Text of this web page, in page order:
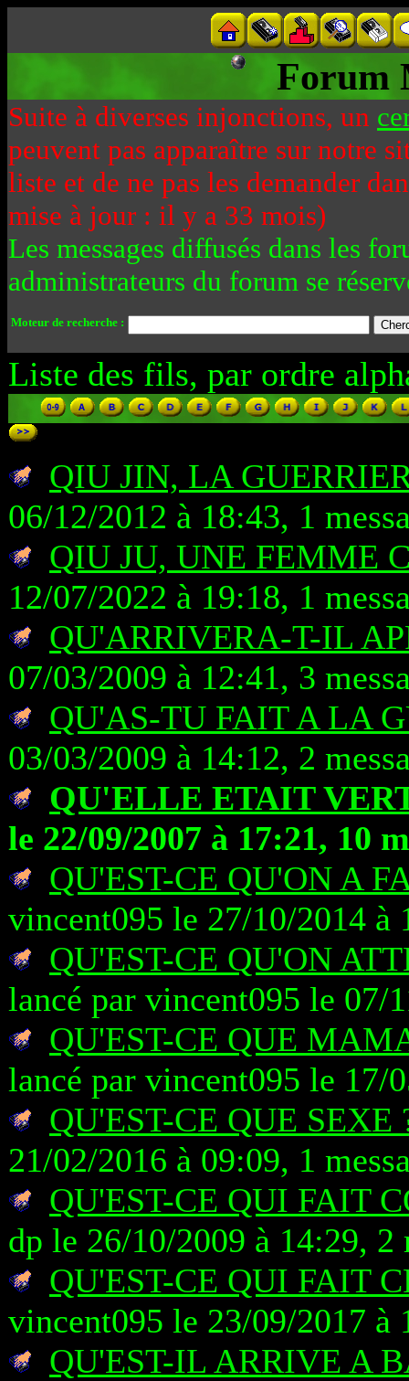
Forum
Suite à diverses injonctions, un
peuvent pas apparaître sur notre
liste et de ne pas les demander
mise à jour : il y a 33 mois)
Les messages diffusés dans les
administrateurs du forum se
Moteur de recherche :
Liste des fils, par ordre
QIU JIN, LA
06/12/2012 à 18:43, 1
QIU JU, UNE FEMME
12/07/2022 à 19:18, 1
QU'ARRIVERA-T-IL
07/03/2009 à 12:41, 3
QU'AS-TU FAIT A LA
03/03/2009 à 14:12, 2
QU'ELLE ETAIT
le 22/09/2007 à 17:21, 10
QU'EST-CE QU'ON A
vincent095 le 27/10/2014 à
QU'EST-CE QU'ON
lancé par vincent095 le 07/
QU'EST-CE QUE
lancé par vincent095 le 17/
QU'EST-CE QUE SEXE
21/02/2016 à 09:09, 1
QU'EST-CE QUI FAIT
dp le 26/10/2009 à 14:29, 2
QU'EST-CE QUI FAIT
vincent095 le 23/09/2017 à
QU'EST-IL ARRIVE A